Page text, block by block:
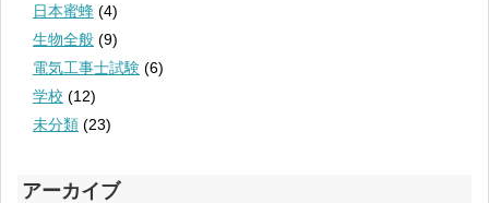
日本蜜蜂 (4)
生物全般 (9)
電気工事士試験 (6)
学校 (12)
未分類 (23)
アーカイブ